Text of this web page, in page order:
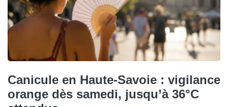
Canicule en Haute-Savoie : vigilance
orange dès samedi, jusqu’à 36°C